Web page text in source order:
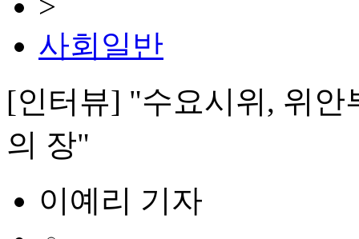
사회일반
[인터뷰] "수요시위, 위안
의 장"
이예리 기자